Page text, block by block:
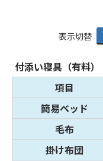
表
み
の
表示切替
付添い寝具（有料）
項目
簡易ベッド
毛布
掛け布団